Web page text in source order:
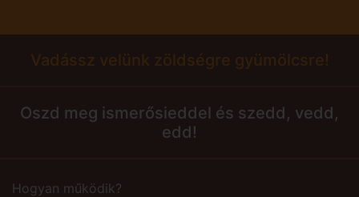
Vadássz velünk zöldségre gyümölcsre!
Oszd meg ismerősieddel és szedd, vedd,
edd!
Hogyan működik?